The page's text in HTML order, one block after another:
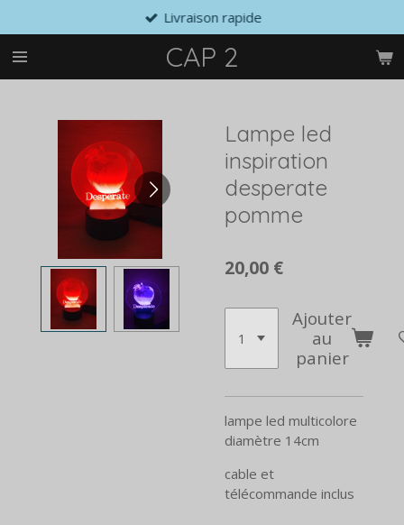
au
contenu
principal
CAP 2
Livraison rapide
Lampe led
inspiration
desperate
pomme
20,00 €
Ajouter
au
panier
lampe led multicolore
diamètre 14cm
cable et
télécommande inclus